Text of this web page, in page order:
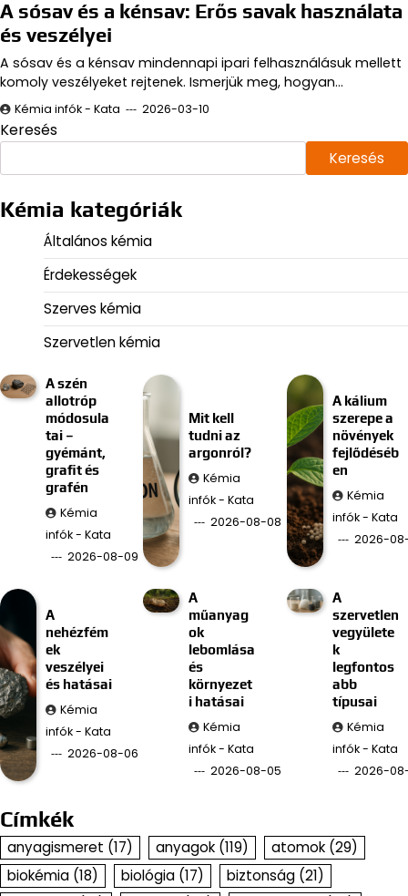
A sósav és a kénsav: Erős savak használata
és veszélyei
A sósav és a kénsav mindennapi ipari felhasználásuk mellett
komoly veszélyeket rejtenek. Ismerjük meg, hogyan…
Kémia infók - Kata 2026-03-10
Keresés
Keresés
Kémia kategóriák
Általános kémia
Érdekességek
Szerves kémia
Szervetlen kémia
A szén
allotróp
módosula
tai –
gyémánt,
grafit és
grafén
Kémia
infók - Kata
2026-08-09
Mit kell
tudni az
argonról?
Kémia
infók - Kata
2026-08-08
A kálium
szerepe a
növények
fejlődéséb
en
Kémia
infók - Kata
2026-
A
nehézfém
ek
veszélyei
és hatásai
Kémia
infók - Kata
2026-08-06
A
műanyag
ok
lebomlása
és
környezet
i hatásai
Kémia
infók - Kata
2026-08-05
A
szervetlen
vegyülete
k
legfontos
abb
típusai
Kémia
infók - Kata
2026-
Címkék
anyagismeret (17) anyagok (119) atomok (29)
biokémia (18) biológia (17) biztonság (21)